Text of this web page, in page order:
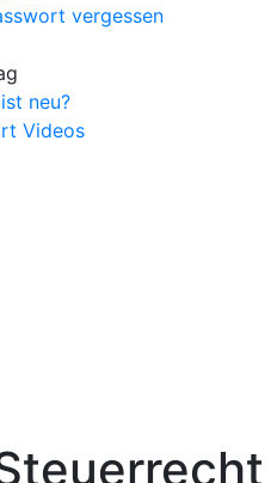
vergessen
neu?
Videos